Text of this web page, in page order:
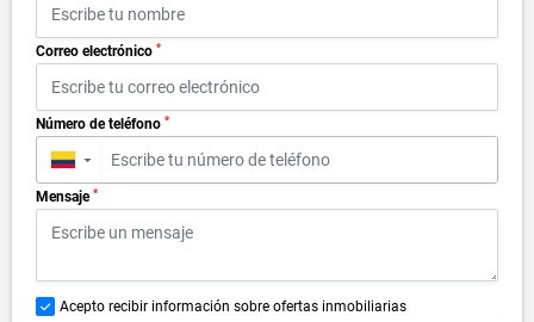
Correo electrónico *
Número de teléfono *
▼
Mensaje *
Acepto recibir información sobre ofertas inmobiliarias